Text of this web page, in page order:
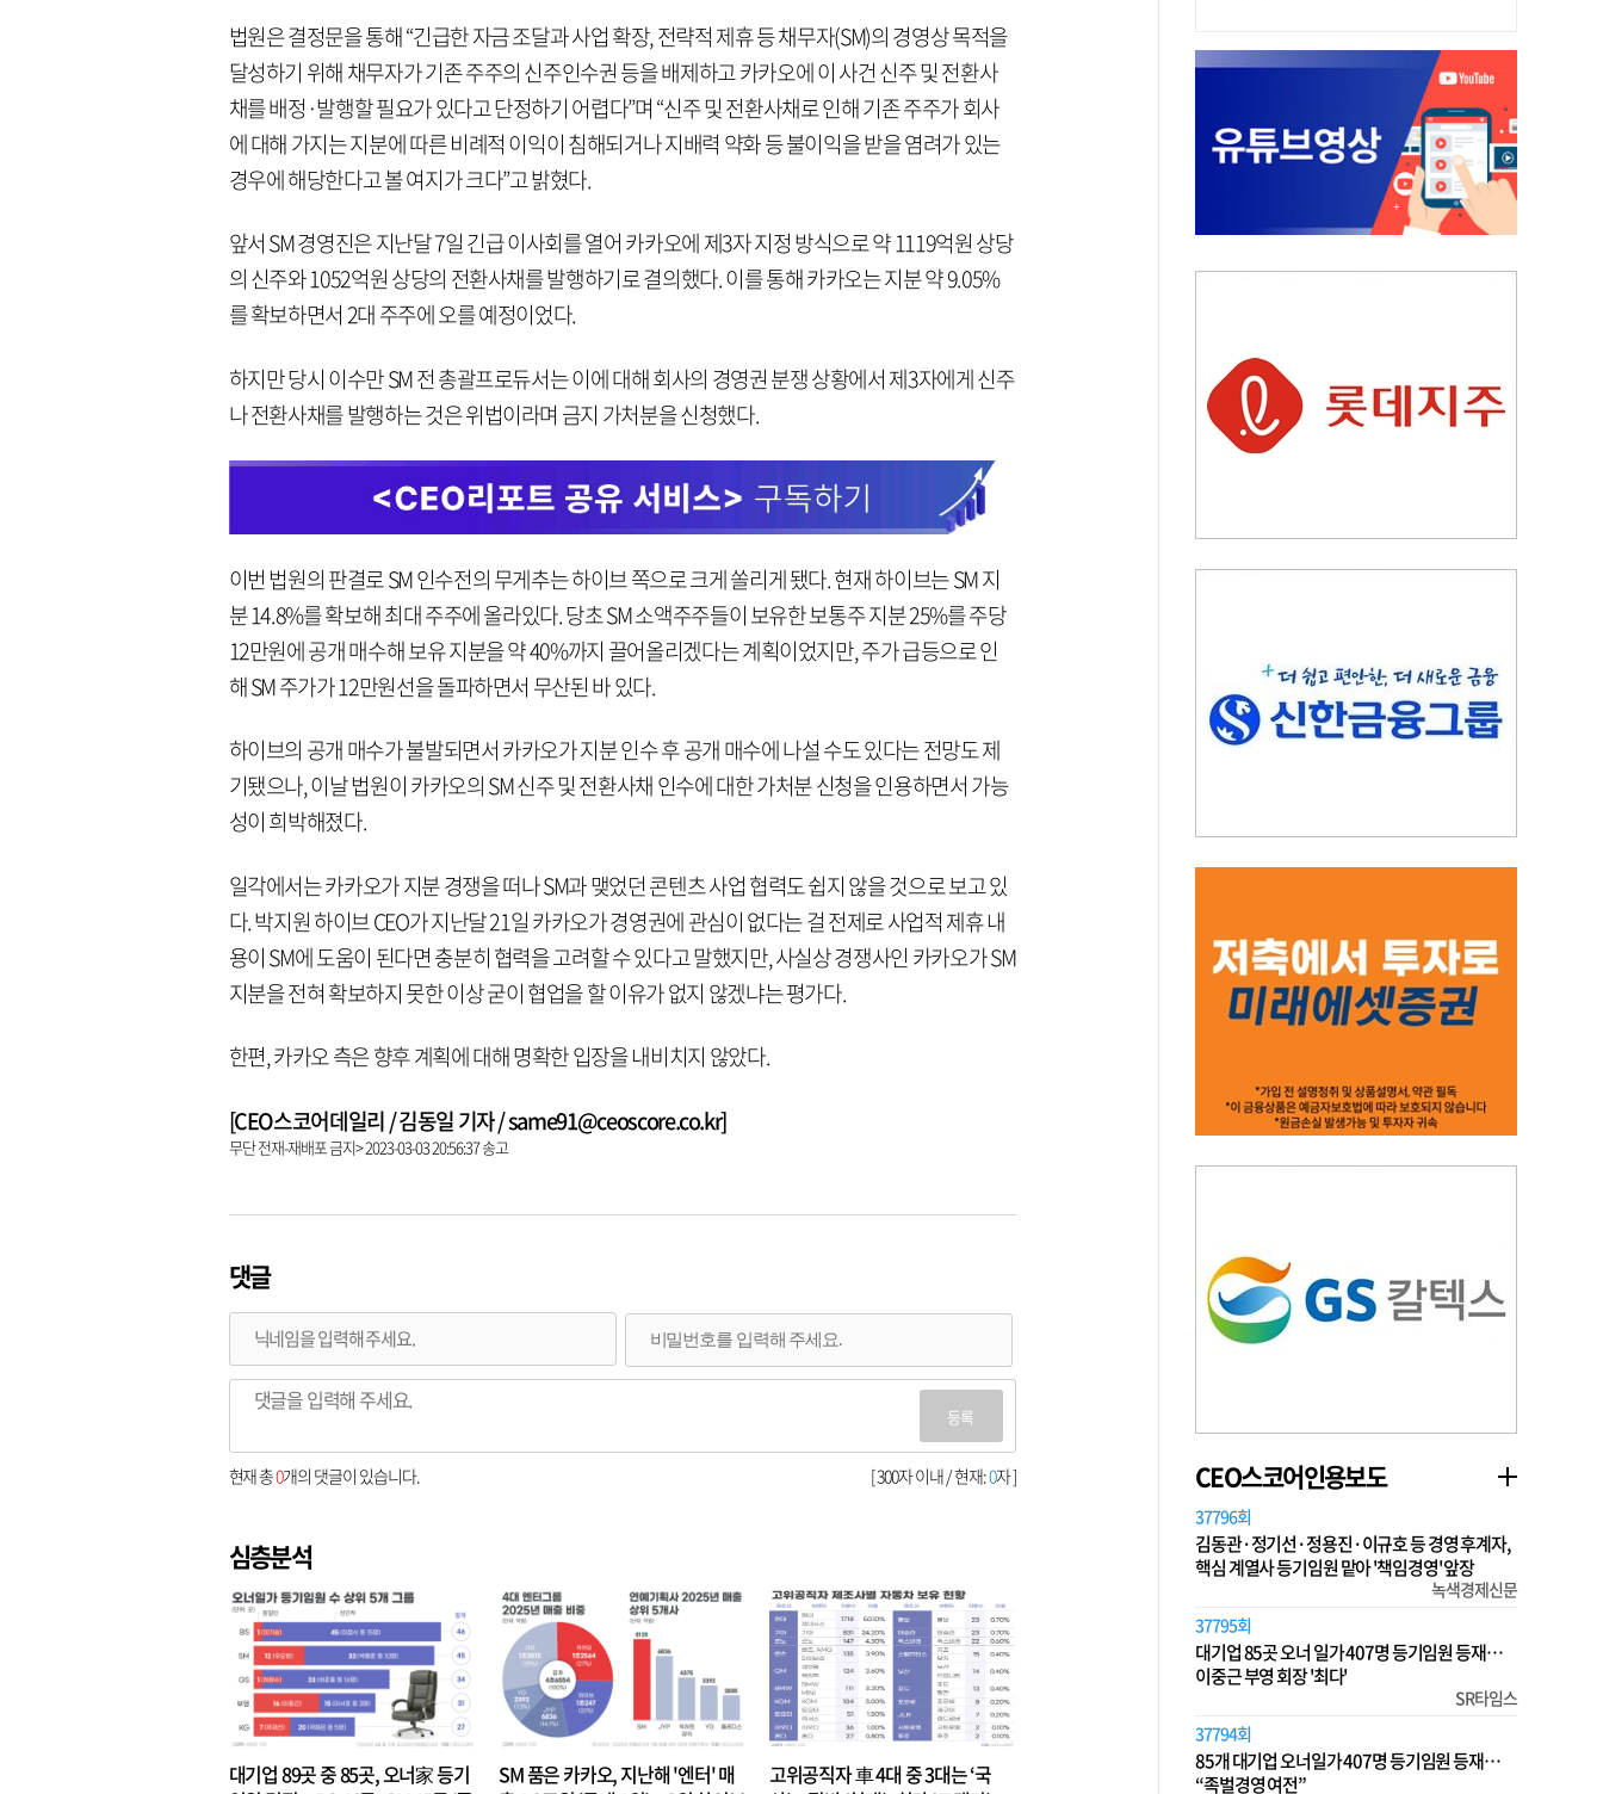
법원은 결정문을 통해 “긴급한 자금 조달과 사업 확장, 전략적 제휴 등 채무자(SM)의 경영상 목적을
달성하기 위해 채무자가 기존 주주의 신주인수권 등을 배제하고 카카오에 이 사건 신주 및 전환사
채를 배정·발행할 필요가 있다고 단정하기 어렵다”며 “신주 및 전환사채로 인해 기존 주주가 회사
에 대해 가지는 지분에 따른 비례적 이익이 침해되거나 지배력 약화 등 불이익을 받을 염려가 있는
경우에 해당한다고 볼 여지가 크다”고 밝혔다.
앞서 SM 경영진은 지난달 7일 긴급 이사회를 열어 카카오에 제3자 지정 방식으로 약 1119억원 상당
의 신주와 1052억원 상당의 전환사채를 발행하기로 결의했다. 이를 통해 카카오는 지분 약 9.05%
를 확보하면서 2대 주주에 오를 예정이었다.
하지만 당시 이수만 SM 전 총괄프로듀서는 이에 대해 회사의 경영권 분쟁 상황에서 제3자에게 신주
나 전환사채를 발행하는 것은 위법이라며 금지 가처분을 신청했다.
이번 법원의 판결로 SM 인수전의 무게추는 하이브 쪽으로 크게 쏠리게 됐다. 현재 하이브는 SM 지
분 14.8%를 확보해 최대 주주에 올라있다. 당초 SM 소액주주들이 보유한 보통주 지분 25%를 주당
12만원에 공개 매수해 보유 지분을 약 40%까지 끌어올리겠다는 계획이었지만, 주가 급등으로 인
해 SM 주가가 12만원선을 돌파하면서 무산된 바 있다.
하이브의 공개 매수가 불발되면서 카카오가 지분 인수 후 공개 매수에 나설 수도 있다는 전망도 제
기됐으나, 이날 법원이 카카오의 SM 신주 및 전환사채 인수에 대한 가처분 신청을 인용하면서 가능
성이 희박해졌다.
일각에서는 카카오가 지분 경쟁을 떠나 SM과 맺었던 콘텐츠 사업 협력도 쉽지 않을 것으로 보고 있
다. 박지원 하이브 CEO가 지난달 21일 카카오가 경영권에 관심이 없다는 걸 전제로 사업적 제휴 내
용이 SM에 도움이 된다면 충분히 협력을 고려할 수 있다고 말했지만, 사실상 경쟁사인 카카오가 SM
지분을 전혀 확보하지 못한 이상 굳이 협업을 할 이유가 없지 않겠냐는 평가다.
한편, 카카오 측은 향후 계획에 대해 명확한 입장을 내비치지 않았다.
[CEO스코어데일리 / 김동일 기자 / same91@ceoscore.co.kr]
무단 전재-재배포 금지> 2023-03-03 20:56:37 송고
댓글
등록
[ 300자 이내 / 현재:0자 ]
현재 총0개의 댓글이 있습니다.
심층분석
대기업 89곳 중 85곳, 오너家 등기
SM 품은 카카오, 지난해 '엔터' 매
고위공직자 車 4대 중 3대는 ‘국
CEO스코어인용보도
37796회
김동관·정기선·정용진·이규호 등 경영 후계자,
핵심 계열사 등기임원 맡아 '책임경영' 앞장
녹색경제신문
37795회
대기업 85곳 오너 일가 407명 등기임원 등재…
이중근 부영 회장 '최다'
SR타임스
37794회
85개 대기업 오너일가 407명 등기임원 등재…
“족벌경영 여전”